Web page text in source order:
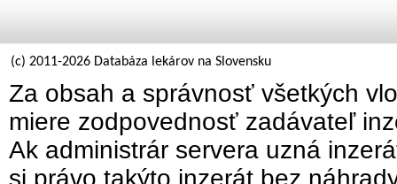
(c) 2011-2026 Databáza lekárov na Slovensku
Za obsah a správnosť všetkých
miere zodpovednosť zadávateľ
Ak administrár servera uzná
si právo takýto inzerát bez